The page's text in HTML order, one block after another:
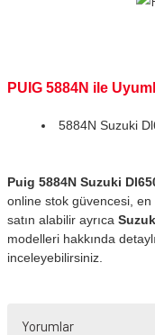
PUIG 5884N ile
5884N Suzuki
Puig 5884N Suzuki
online stok güvencesi,
satın alabilir ayrıca
modelleri hakkında
inceleyebilirsiniz.
Yorumlar